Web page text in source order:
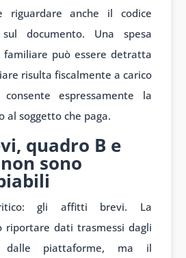
riguardare anche il codice
documento. Una spesa
può essere detratta
risulta fiscalmente a carico
espressamente la
al soggetto che paga.
quadro B e
sono
gli affitti brevi. La
riportare dati trasmessi dagli
dalle piattaforme, ma il